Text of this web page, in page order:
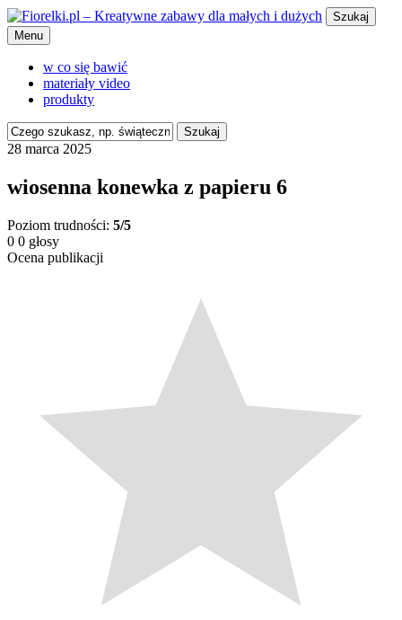
Szukaj
Menu
w co się bawić
materiały video
produkty
Szukaj
28 marca 2025
wiosenna konewka z papieru 6
Poziom trudności: 5/5
0 0 głosy
Ocena publikacji